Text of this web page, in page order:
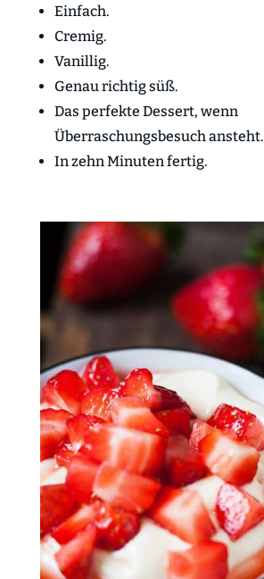
Einfach.
Cremig.
Vanillig.
Genau richtig süß.
Das perfekte Dessert, wenn
Überraschungsbesuch ansteht.
In zehn Minuten fertig.